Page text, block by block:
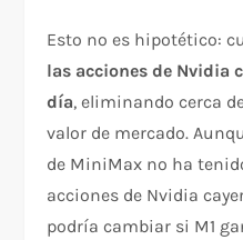
Esto no es hipotético:
las acciones de Nvidia
día, eliminando cerca
valor de mercado.
de MiniMax no ha
acciones de Nvidia
podría cambiar si M1